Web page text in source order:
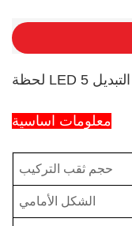
معلومات اساسية
حجم ثقب التركيب
الشكل الأمامي